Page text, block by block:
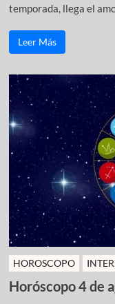
temporada, llega el
Leer Más
HOROSCOPO
Horóscopo 4 de